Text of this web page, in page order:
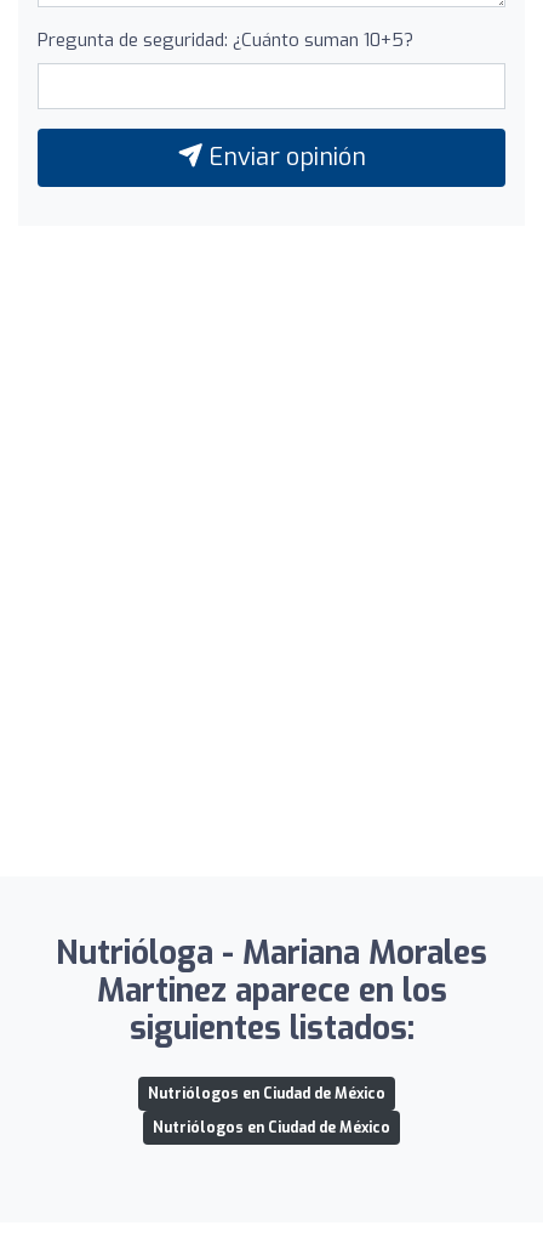
Pregunta de seguridad: ¿Cuánto suman 10+5?
Enviar opinión
Nutrióloga - Mariana Morales
Martinez aparece en los
siguientes listados:
Nutriólogos en Ciudad de México
Nutriólogos en Ciudad de México